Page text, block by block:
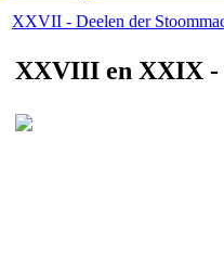
XXVII - Deelen der
XXVIII en XXIX -